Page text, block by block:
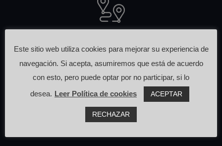
Otras rutas
que pasan cerca de aquí
Este sitio web utiliza cookies para mejorar su experiencia de
navegación. Si acepta, asumiremos que está de acuerdo
con esto, pero puede optar por no participar, si lo
desea. Leer Política de cookies ACEPTAR
RECHAZAR